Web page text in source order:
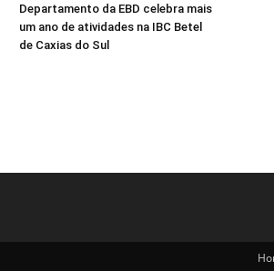
Departamento da EBD celebra mais
um ano de atividades na IBC Betel
de Caxias do Sul